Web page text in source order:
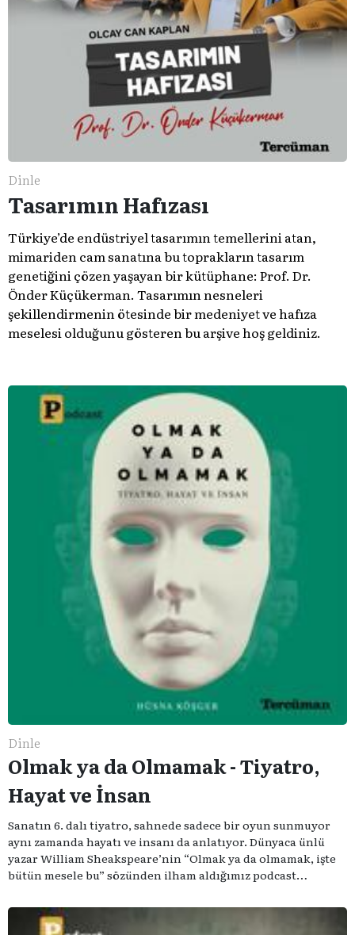
Dinle
Tasarımın Hafızası
Türkiye’de endüstriyel tasarımın temellerini atan,
mimariden cam sanatına bu toprakların tasarım
genetiğini çözen yaşayan bir kütüphane: Prof. Dr.
Önder Küçükerman. ​Tasarımın nesneleri
şekillendirmenin ötesinde bir medeniyet ve hafıza
meselesi olduğunu gösteren bu arşive hoş geldiniz.
Dinle
Olmak ya da Olmamak - Tiyatro,
Hayat ve İnsan
Sanatın 6. dalı tiyatro, sahnede sadece bir oyun sunmuyor
aynı zamanda hayatı ve insanı da anlatıyor. Dünyaca ünlü
yazar William Sheakspeare’nin “Olmak ya da olmamak, işte
bütün mesele bu” sözünden ilham aldığımız podcast
konuşuyoruz..